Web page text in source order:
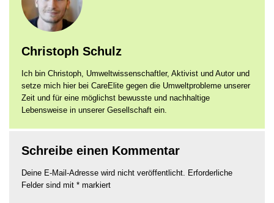
Christoph Schulz
Ich bin Christoph, Umweltwissenschaftler, Aktivist und Autor und
setze mich hier bei CareElite gegen die Umweltprobleme unserer
Zeit und für eine möglichst bewusste und nachhaltige
Lebensweise in unserer Gesellschaft ein.
Schreibe einen Kommentar
Deine E-Mail-Adresse wird nicht veröffentlicht.
Erforderliche
Felder sind mit * markiert